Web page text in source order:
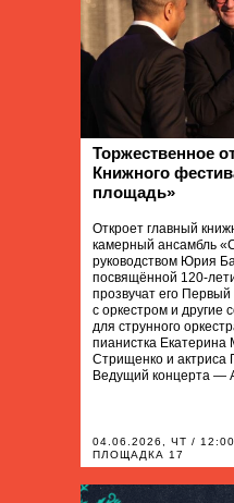
Торжественное
Книжного
площадь»
Откроет главный
камерный ансамбль
руководством Юрия
посвящённой 120-
прозвучат его
с оркестром и другие
для струнного
пианистка Екатерина
Стрищенко и актриса
Ведущий концерта —
04.06.2026, ЧТ / 12:00
ПЛОЩАДКА 17